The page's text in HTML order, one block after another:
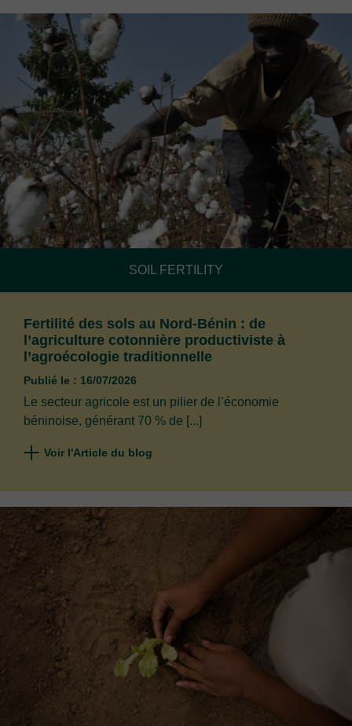
SOIL FERTILITY
Fertilité des sols au Nord-Bénin : de
l’agriculture cotonnière productiviste à
l’agroécologie traditionnelle
Publié le : 16/07/2026
Le secteur agricole est un pilier de l’économie
béninoise, générant 70 % de [...]
Voir l'Article du blog